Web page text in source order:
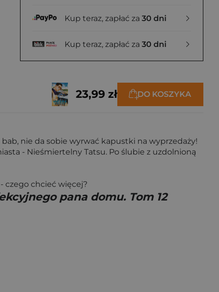
Kup teraz, zapłać za 30 dni
Kup teraz, zapłać za 30 dni
23,99 zł DO KOSZYKA
nie da sobie wyrwać kapustki na wyprzedaży!
- Nieśmiertelny Tatsu. Po ślubie z uzdolnioną
czego chcieć więcej?
pana domu. Tom 12